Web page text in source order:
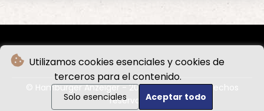
Utilizamos cookies esenciales y cookies de
terceros para el contenido.
Solo esenciales Aceptar todo
© Hamburger Anzeiger - 2026 - Todos los derechos
reservados